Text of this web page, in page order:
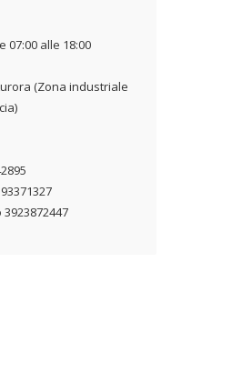
07:00 alle 18:00
(Zona industriale